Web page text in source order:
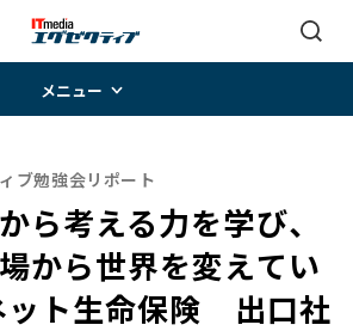
メニュー
ブ勉強会リポート
ら考える力を学び、
から世界を変えてい
ット生命保険 出口社